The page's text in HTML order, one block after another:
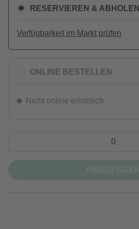
RESERVIEREN & ABHOLEN
Verfügbarkeit im Markt prüfen
ONLINE BESTELLEN
Nicht online erhältlich